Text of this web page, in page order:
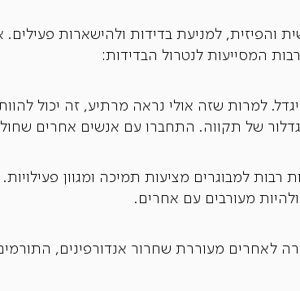
והפיזית, למניעת בדידות ולהישארות
המסייעות לנטרול הבדידות:
למרות שזה אולי נראה מרתיע, זה יכול
של תקווה. התחברו עם אנשים אחרים
למבוגרים מציעות תמיכה ומגוון
מעורבים עם אחרים.
לאחרים מעוררת שחרור אנדורפינים,